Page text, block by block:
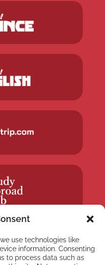
use technologies like
information. Consenting
to process data such as